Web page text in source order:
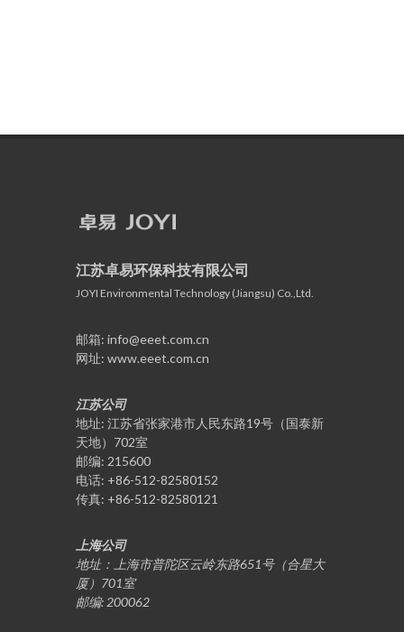
江苏卓易环保科技有限公司
JOYI Environmental Technology (Jiangsu) Co.,Ltd.
邮箱: info@eeet.com.cn
网址: www.eeet.com.cn​
江苏公司
地址: 江苏省张家港市人民东路19号（国泰新
天地）702室
邮编: 215600
电话: +86-512-82580152
传真: +86-512-82580121
上海公司
地址：上海市普陀区云岭东路651号（合星大
厦）701室
邮编: 200062